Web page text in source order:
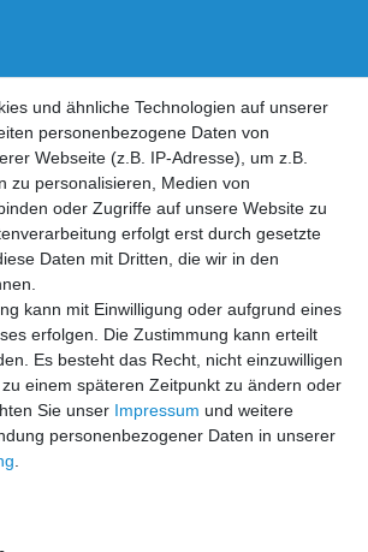
Versand
und ähnliche Technologien auf unserer
personenbezogene Daten von
Webseite (z.B. IP-Adresse), um z.B.
zu personalisieren, Medien von
oder Zugriffe auf unsere Website zu
erfolgt erst durch gesetzte
Daten mit Dritten, die wir in den
kann mit Einwilligung oder aufgrund eines
erfolgen. Die Zustimmung kann erteilt
Es besteht das Recht, nicht einzuwilligen
einem späteren Zeitpunkt zu ändern oder
Sie unser Impressum und weitere
personenbezogener Daten in unserer